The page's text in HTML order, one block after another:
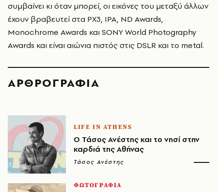
συμβαίνει κι όταν μπορεί, οι εικόνες του μεταξύ άλλων
έχουν βραβευτεί στα PX3, IPA, ND Awards,
Monochrome Awards και SONY World Photography
Awards και είναι αιώνια πιστός στις DSLR και το metal.
ΑΡΘΡΟΓΡΑΦΙΑ
LIFE IN ATHENS
Ο Τάσος Ανέστης και το νησί στην
καρδιά της Αθήνας
Τάσος Ανέστης
ΦΩΤΟΓΡΑΦΙΑ